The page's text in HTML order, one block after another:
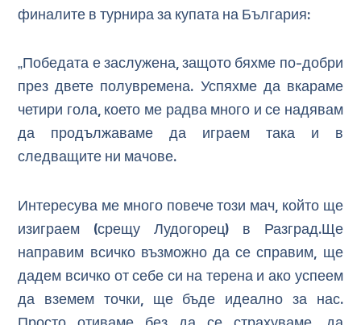
финалите в турнира за купата на България:
„Победата е заслужена, защото бяхме по-добри
през двете полувремена. Успяхме да вкараме
четири гола, което ме радва много и се надявам
да продължаваме да играем така и в
следващите ни мачове.
Интересува ме много повече този мач, който ще
изиграем (срещу Лудогорец) в Разград.Ще
направим всичко възможно да се справим, ще
дадем всичко от себе си на терена и ако успеем
да вземем точки, ще бъде идеално за нас.